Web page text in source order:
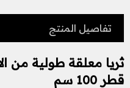
تفاصيل المنتج
ثريا معلقة طولية من
قطر 100 سم